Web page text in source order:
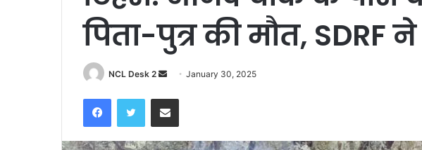
पिता-पुत्र की मौत, SDRF
NCL Desk 2
n
d
a
January 30, 2025